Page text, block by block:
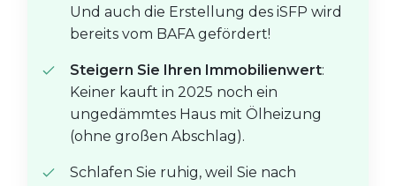
Und auch die Erstellung des iSFP wird
bereits vom BAFA gefördert!
Steigern Sie Ihren Immobilienwert:
Keiner kauft in 2025 noch ein
ungedämmtes Haus mit Ölheizung
(ohne großen Abschlag).
Schlafen Sie ruhig, weil Sie nach